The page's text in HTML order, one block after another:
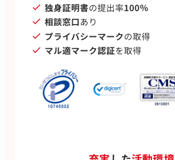
独身証明書の提出率100％
相談窓口あり
プライバシーマークの取得
マル適マーク認証を取得